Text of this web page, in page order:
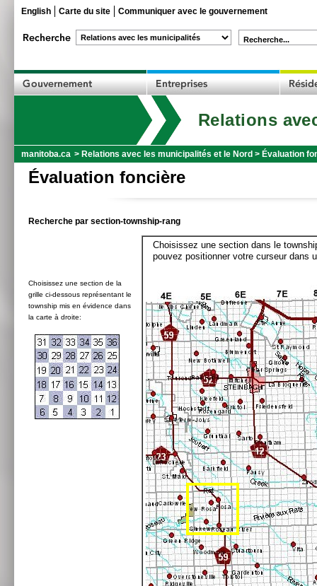
English Carte du site Communiquer avec le gouvernement
Recherche...
Relations
manitoba.ca > Relations avec les municipalités et le Nord > Évaluation
Évaluation foncière
Recherche par section-township-rang
Choisissez une section de la
grille ci-dessous représentant le
township mis en évidence dans
la carte à droite:
Choisissez une section dans le
pouvez positionner votre curseur dans